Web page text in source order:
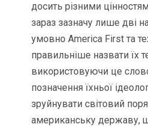
досить різними
зараз зазначу лише дві
умовно America First та
правильніше назвати їх
використовуючи це
позначення їхньої
зруйнувати світовий
американську державу,